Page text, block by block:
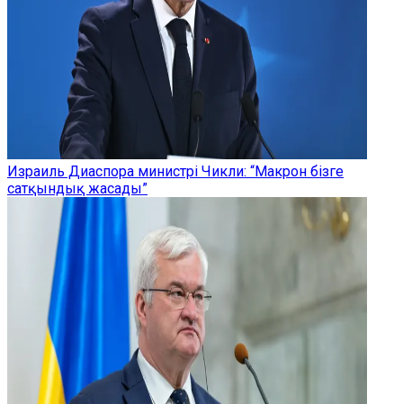
Израиль Диаспора министрі Чикли: “Макрон бізге
сатқындық жасады”